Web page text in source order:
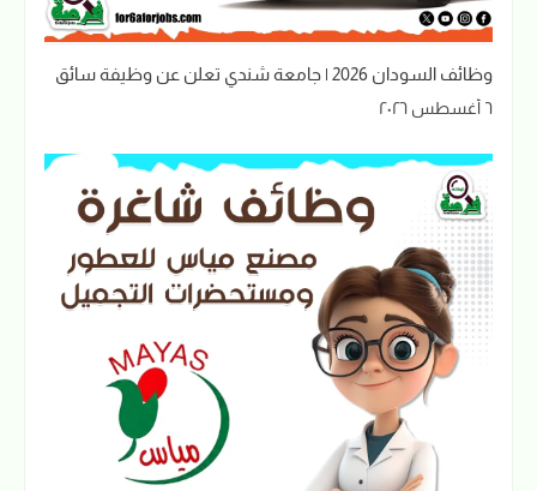
وظائف السودان 2026 | جامعة شندي تعلن عن وظيفة سائق
٦ أغسطس ٢٠٢٦